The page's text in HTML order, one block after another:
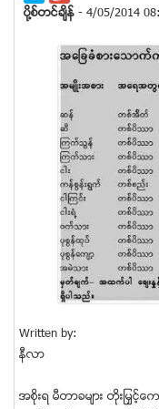
ပုိ႔စ္တင္ခ်ိန္ - 4/05/2014
Written by:
နီလာ
အစိုးရ မီတာခမ်ား တိုးျမႇ